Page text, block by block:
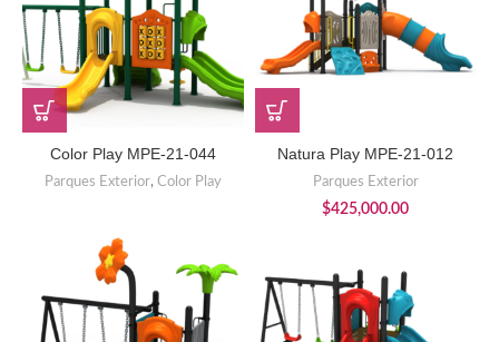
Color Play MPE-21-044
Parques Exterior, Color Play
Natura Play MPE-21-012
Parques Exterior
$425,000.00